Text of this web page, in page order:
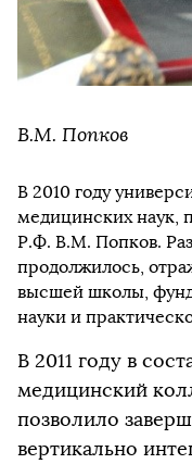
В.М. Попков
В 2010 году
медицинских наук,
Р.Ф. В.М. Попков.
продолжилось,
высшей школы,
науки и
В 2011 году в
медицинский
позволило
вертикально